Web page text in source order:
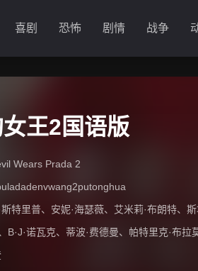
喜剧 恐怖 剧情 战争
王2国语版
Wears Prada 2
斯特里普、 安妮·海瑟薇、 艾米莉·布朗特、
B·J·诺瓦克、 蒂波·费德曼、 帕特里克·布拉